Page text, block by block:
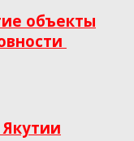
объекты